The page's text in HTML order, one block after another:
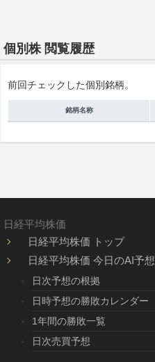
個別株 閲覧履歴
前回チェックした個別銘柄。
銘柄名称
日経平均株価
日経平均株価 トップ
日経平均株価 今日のAI予想
日次予想の根拠
日時予想の勝敗カレンダー
1年間の勝敗一覧
日次売買予想